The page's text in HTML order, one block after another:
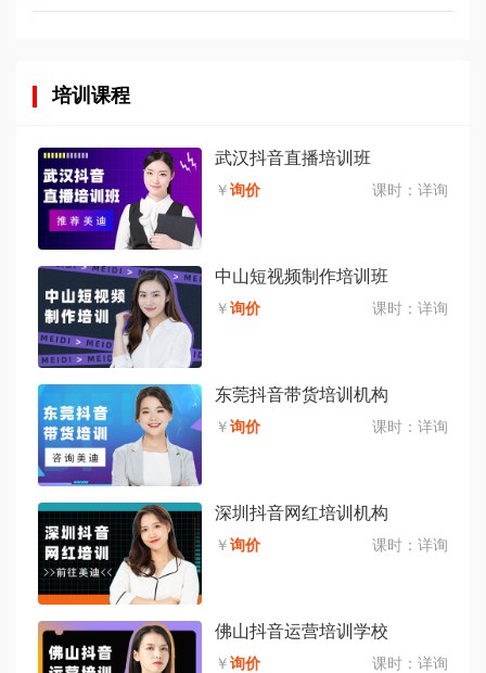
培训课程
武汉抖音直播培训班
￥询价 课时： 详询
中山短视频制作培训班
￥询价 课时： 详询
东莞抖音带货培训机构
￥询价 课时： 详询
深圳抖音网红培训机构
￥询价 课时： 详询
佛山抖音运营培训学校
￥询价 课时： 详询